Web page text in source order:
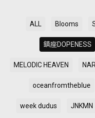
ALL Blooms
鎮座DOPENESS
MELODIC HEAVEN
oceanfromtheblue
week dudus JNKMN